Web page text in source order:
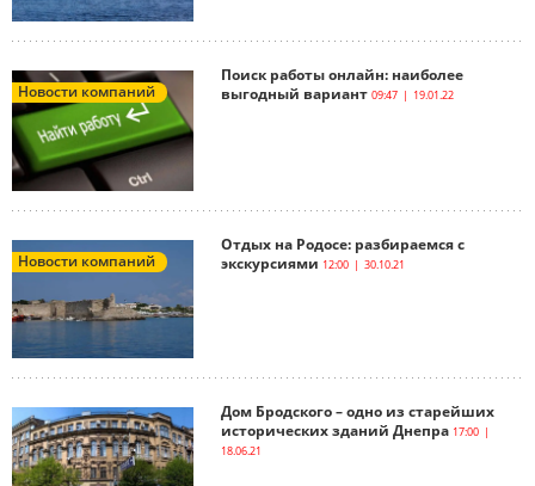
Новости компаний
Поиск работы онлайн: наиболее
выгодный вариант 09:47 | 19.01.22
Новости компаний
Отдых на Родосе: разбираемся с
экскурсиями 12:00 | 30.10.21
Дом Бродского – одно из старейших
исторических зданий Днепра 17:00 |
18.06.21